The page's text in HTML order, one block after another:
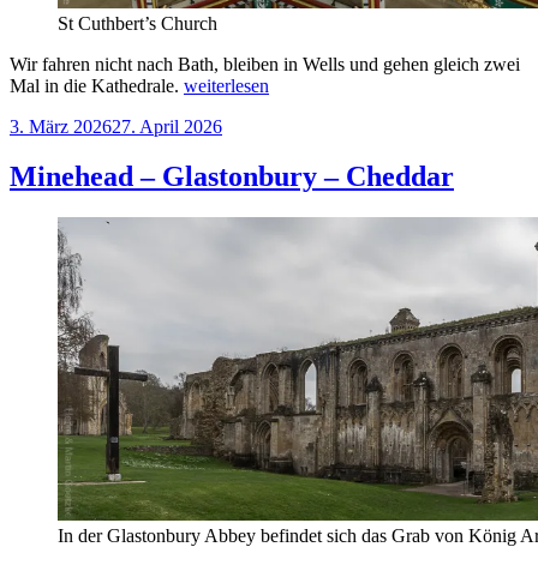
St Cuthbert’s Church
Wir fahren nicht nach Bath, bleiben in Wells und gehen gleich zwei
Mal in die Kathedrale. „Wells“
weiterlesen
Veröffentlicht
3. März 202627. April 2026
Minehead – Glastonbury – Cheddar
In der Glastonbury Abbey befindet sich das Grab von König